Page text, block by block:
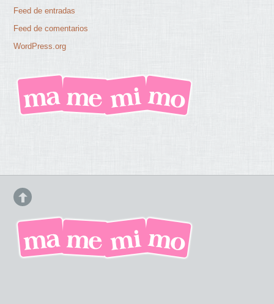
Feed de entradas
Feed de comentarios
WordPress.org